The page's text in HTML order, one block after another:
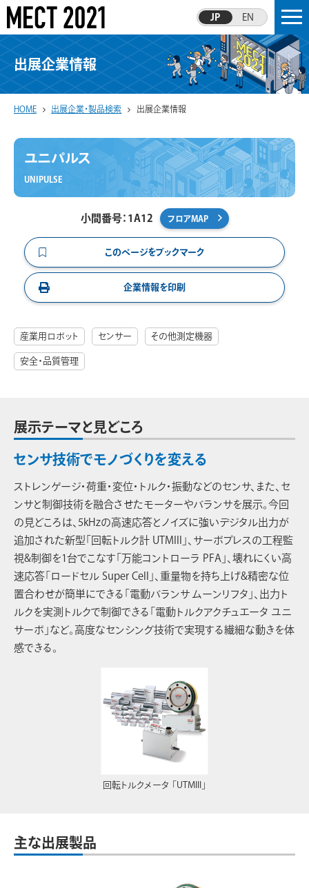
JP EN
出展企業情報
HOME 出展企業・製品検索 出展企業情報
ユニパルス
UNIPULSE
小間番号：1A12 フロアMAP
このページをブックマーク
企業情報を印刷
産業用ロボット センサー その他測定機器
安全・品質管理
展示テーマと見どころ
センサ技術でモノづくりを変える
ストレンゲージ・荷重・変位・トルク・振動などのセンサ、また、セ
ンサと制御技術を融合させたモーターやバランサを展示。今回
の見どころは、5kHzの高速応答とノイズに強いデジタル出力が
追加された新型「回転トルク計 UTMIII」、サーボプレスの工程監
視&制御を1台でこなす「万能コントローラ PFA」、壊れにくい高
速応答「ロードセル Super Cell」、重量物を持ち上げ&精密な位
置合わせが簡単にできる「電動バランサ ムーンリフタ」、出力ト
ルクを実測トルクで制御できる「電動トルクアクチュエータ ユニ
サーボ」など。高度なセンシング技術で実現する繊細な動きを体
感できる。
回転トルクメータ 「UTMIII」
主な出展製品